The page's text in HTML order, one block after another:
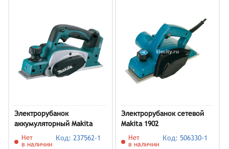
Электрорубанок
аккумуляторный Makita
DKP180Z
Нет
в наличии
Код: 237562-1
Электрорубанок сетевой
Makita 1902
Нет
в наличии
Код: 506330-1